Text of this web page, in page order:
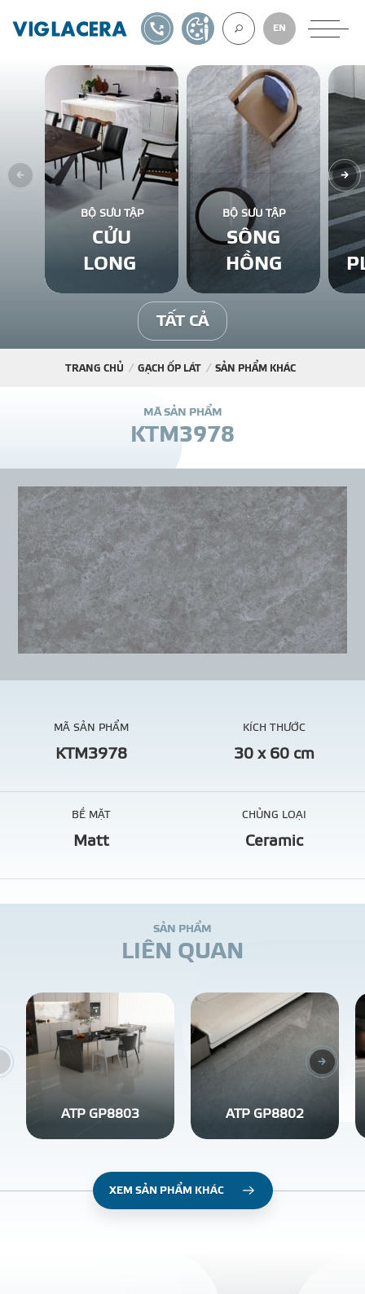
VỀ CHÚNG
GẠCH ỐP LÁT
BÊ TÔNG KHÍ
NGÓI LỢP
THƯ
TIN SỰ KIỆN
TIN CHUYÊN MÔN
EN
1900561582TỰ THIẾT KẾ
BỘ SƯU TẬP
CỬU
LONG
BỘ SƯU TẬP
SÔNG
HỒNG
TẤT CẢ
TRANG CHỦ GẠCH ỐP LÁT SẢN PHẨM KHÁC
MÃ SẢN PHẨM
KTM3978
MÃ SẢN PHẨM
KTM3978
KÍCH THƯỚC
30 x 60 cm
BỀ MẶT
Matt
CHỦNG LOẠI
Ceramic
SẢN PHẨM
LIÊN QUAN
ATP GP8803 ATP GP8802
XEM SẢN PHẨM KHÁC